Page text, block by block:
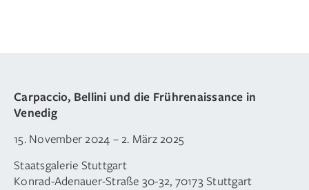
Carpaccio, Bellini und die Frührenaissance in
Venedig
15. November 2024 – 2. März 2025
Staatsgalerie Stuttgart
Konrad-Adenauer-Straße 30-32, 70173 Stuttgart